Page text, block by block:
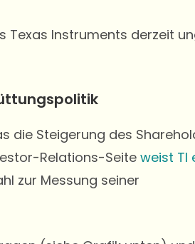
Texas Instruments derzeit
die Steigerung des
Relations-Seite weist TI
zur Messung seiner